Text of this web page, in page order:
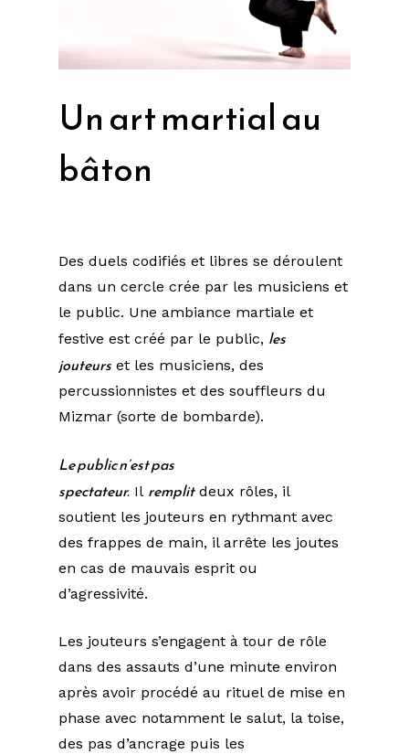
Un art martial au
bâton
Des duels codifiés et libres se déroulent
dans un cercle crée par les musiciens et
le public. Une ambiance martiale et
festive est créé par le public, les
jouteurs et les musiciens, des
percussionnistes et des souffleurs du
Mizmar (sorte de bombarde).
Le public n’est pas
spectateur. Il remplitdeux rôles, il
soutient les jouteurs en rythmant avec
des frappes de main, il arrête les joutes
en cas de mauvais esprit ou
d’agressivité.
Les jouteurs s’engagent à tour de rôle
dans des assauts d’une minute environ
après avoir procédé au rituel de mise en
phase avec notamment le salut, la toise,
des pas d’ancrage puis les